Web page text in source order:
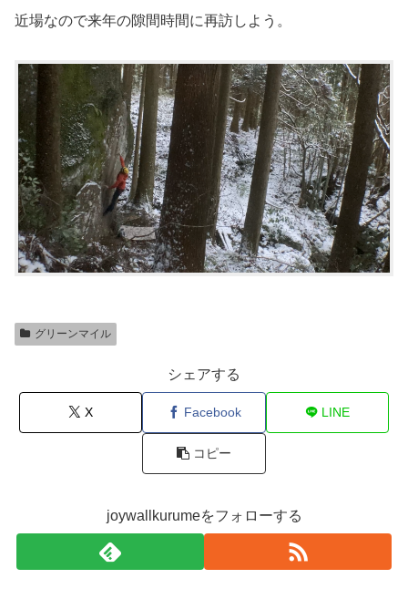
近場なので来年の隙間時間に再訪しよう。
グリーンマイル
シェアする
X Facebook LINE
コピー
joywallkurumeをフォローする